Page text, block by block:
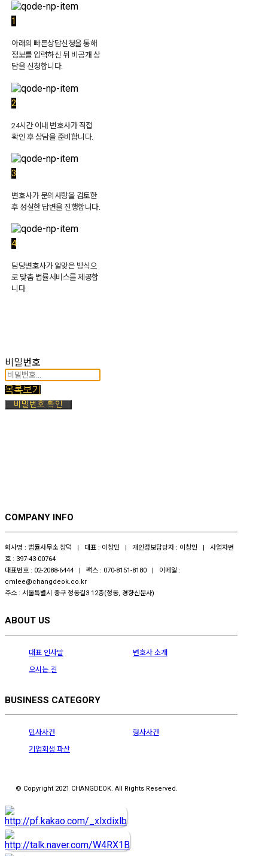
1
아래의 빠른상담신청을 통해
정보를 입력하신 뒤 비공개 상
담을 신청합니다.
2
24시간 이내 변호사가 직접
확인 후 상담을 준비합니다.
3
변호사가 문의사항을 검토한
후 성실한 답변을 진행합니다.
4
담당변호사가 알맞은 방식으
로 맞춤 법률서비스를 제공합
니다.
비밀번호
목록보기
비밀번호 확인
COMPANY INFO
회사명 : 법률사무소 창덕 | 대표 : 이창민 | 개인정보담당자 : 이창민 | 사업자번
호 : 397-43-00764
대표번호 : 02-2088-6444 | 팩스 : 070-8151-8180 | 이메일 :
cmlee@changdeok.co.kr
주소 : 서울특별시 중구 정동길3 12층(정동, 경향신문사)
ABOUT US
대표 인사말
변호사 소개
오시는 길
BUSINESS CATEGORY
민사사건
형사사건
기업회생·파산
© Copyright 2021 CHANGDEOK. All Rights Reserved.